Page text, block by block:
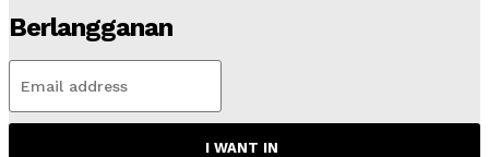
Berlangganan
I WANT IN